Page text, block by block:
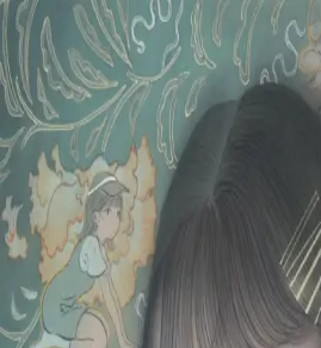
Skip to main content
山本 有彩Arisa Yamamoto
WorksProfile ExhibitionsContact
JP／EN
←Index‹181/ 312 ›
なんでもない特別な日々
Year
2021
Size
S6